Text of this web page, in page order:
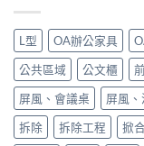
中
市
大
雅
區〉
中
L型 OA辦公家具
公共區域
公文櫃
屏風、會議桌
屏風
拆除
拆除工程 掀